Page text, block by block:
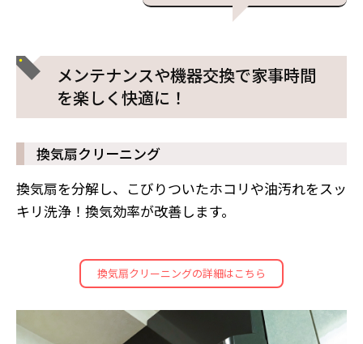
メンテナンスや機器交換で家事時間
を楽しく快適に！
換気扇クリーニング
換気扇を分解し、こびりついたホコリや油汚れをスッ
キリ洗浄！換気効率が改善します。
換気扇クリーニングの詳細はこちら